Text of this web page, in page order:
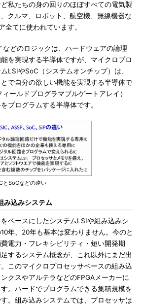
私たちの身の回りのほぼすべての電気製
クルマ、ロボット、航空機、無線機器な
全てに使われています。
どのロジックは、ハードウェアの論理
を実現する半導体ですが、マイクロプロ
LSIやSoC（システムオンチップ）は、
で自分の欲しい機能を実現する半導体で
ールドプログラマブルゲートアレイ）
プログラムする半導体です。
とSoCなどの違い
み込みシステム
ベースにしたシステムLSIや組み込みシ
年、20年も基本は変わりません。今のと
電力・フレキシビリティ・短い開発期
するシステム概念が、これ以外にまだ出
このマイクロプロセッサベースの組み込
クスやアルテラなどのFPGAメーカーに
。ハードでプログラムできる集積規模を
。組み込みシステムでは、プロセッサは